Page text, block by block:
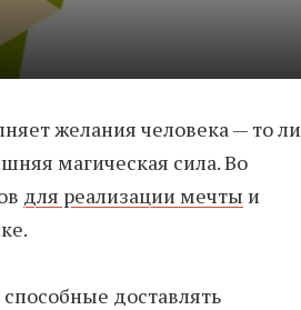
желания человека — то ли
магическая сила. Во
для реализации мечты и
доставлять